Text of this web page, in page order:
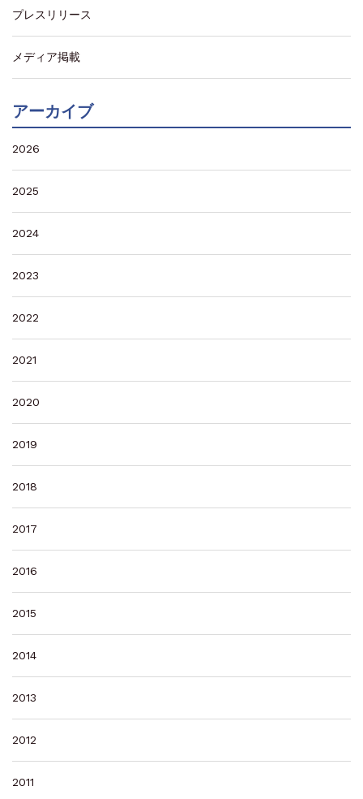
プレスリリース
メディア掲載
アーカイブ
2026
2025
2024
2023
2022
2021
2020
2019
2018
2017
2016
2015
2014
2013
2012
2011